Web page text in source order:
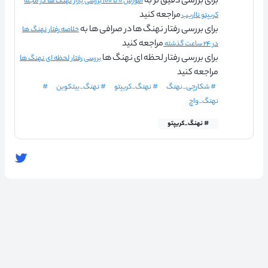
کریپتو نااریبمراجعه کنید
برای بررسی رفتار نهنگ ها در صرافی ها بهخلاصه رفتار نهنگ ها
در ۲۴ ساعت گذشته
مراجعه کنید
برای بررسی رفتار لحظه ای نهنگ هابررسی رفتار لحظه ای نهنگ ها
مراجعه کنید
# شکارچی_نهنگ # نهنگ_کریپتو # نهنگ_بیتکوین
#
نهنگ_واچ
# نهنگ_کریپتو